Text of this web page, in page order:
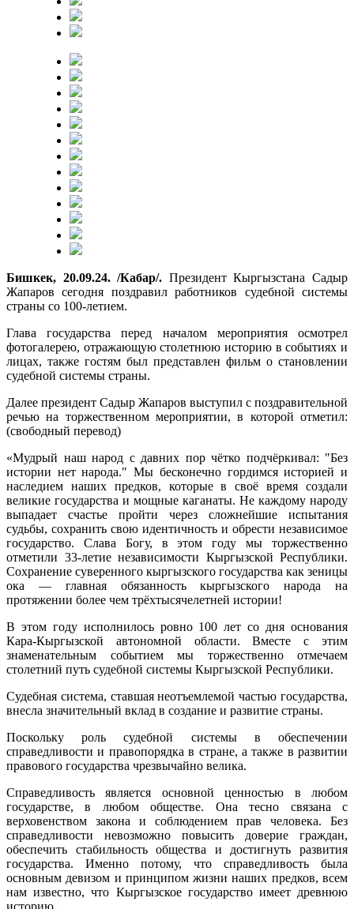
Бишкек, 20.09.24. /Кабар/. Президент Кыргызстана Садыр
Жапаров сегодня поздравил работников судебной системы
страны со 100-летием.
Глава государства перед началом мероприятия осмотрел
фотогалерею, отражающую столетнюю историю в событиях и
лицах, также гостям был представлен фильм о становлении
судебной системы страны.
Далее президент Садыр Жапаров выступил с поздравительной
речью на торжественном мероприятии, в которой отметил:
(свободный перевод)
«Мудрый наш народ с давних пор чётко подчёркивал: "Без
истории нет народа." Мы бесконечно гордимся историей и
наследием наших предков, которые в своё время создали
великие государства и мощные каганаты. Не каждому народу
выпадает счастье пройти через сложнейшие испытания
судьбы, сохранить свою идентичность и обрести независимое
государство. Слава Богу, в этом году мы торжественно
отметили 33-летие независимости Кыргызской Республики.
Сохранение суверенного кыргызского государства как зеницы
ока — главная обязанность кыргызского народа на
протяжении более чем трёхтысячелетней истории!
В этом году исполнилось ровно 100 лет со дня основания
Кара-Кыргызской автономной области. Вместе с этим
знаменательным событием мы торжественно отмечаем
столетний путь судебной системы Кыргызской Республики.
Судебная система, ставшая неотъемлемой частью государства,
внесла значительный вклад в создание и развитие страны.
Поскольку роль судебной системы в обеспечении
справедливости и правопорядка в стране, а также в развитии
правового государства чрезвычайно велика.
Справедливость является основной ценностью в любом
государстве, в любом обществе. Она тесно связана с
верховенством закона и соблюдением прав человека. Без
справедливости невозможно повысить доверие граждан,
обеспечить стабильность общества и достигнуть развития
государства. Именно потому, что справедливость была
основным девизом и принципом жизни наших предков, всем
нам известно, что Кыргызское государство имеет древнюю
историю.